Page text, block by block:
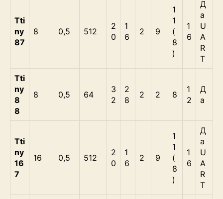
Tti
ny
87
8 0,5 512
2
0
1
6
2 9
1
1
(
8
)
1
6
Д
а
U
A
R
T
Tti
ny
8
8
8 0,5 64
3
2
2
8
2 2 8
1
2
Д
а
Tti
ny
16
7
16 0,5 512
2
0
1
6
2 9
1
1
(
8
)
1
6
Д
а
U
A
R
T